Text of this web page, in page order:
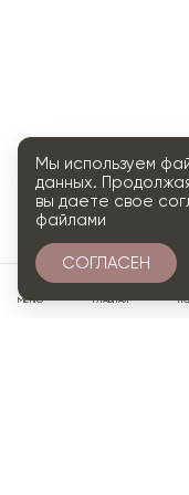
МЕНЮ ГЛАВНАЯ
Мы используем
данных.
вы даете свое
файлами
СОГЛАСЕН